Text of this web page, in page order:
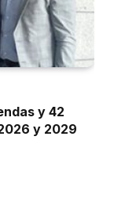
y 42
y 2029